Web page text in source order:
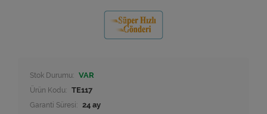
Stok Durumu: VAR
Ürün Kodu: TE117
Garanti Süresi: 24 ay